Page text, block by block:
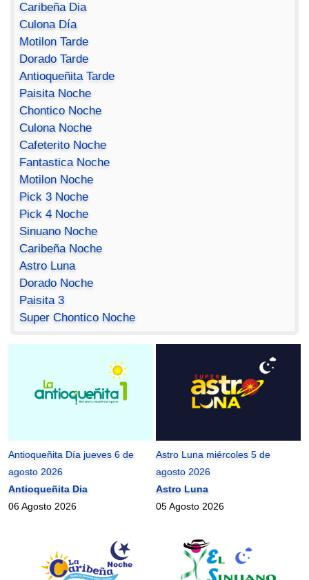
Caribeña Dia
Culona Día
Motilon Tarde
Dorado Tarde
Antioqueñita Tarde
Paisita Noche
Chontico Noche
Culona Noche
Cafeterito Noche
Fantastica Noche
Motilon Noche
Pick 3 Noche
Pick 4 Noche
Sinuano Noche
Caribeña Noche
Astro Luna
Dorado Noche
Paisita 3
Super Chontico Noche
Antioqueñita Día jueves 6 de
agosto 2026
Antioqueñita Dia
06 Agosto 2026
Astro Luna miércoles 5 de
agosto 2026
Astro Luna
05 Agosto 2026